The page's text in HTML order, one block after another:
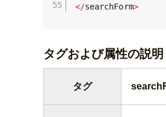
</searchForm>
タグおよび属性の説明
タグ